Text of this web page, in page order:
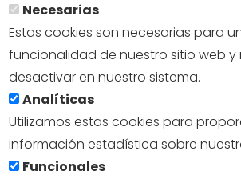
Necesarias
Estas cookies son necesarias para
funcionalidad de nuestro sitio web y
desactivar en nuestro sistema.
Analíticas
Utilizamos estas cookies para
información estadística sobre
Funcionales
Oficinas de Turismo
reservas@turismodesegovia.com
info@turismodesegovia.com
Aviso legal |